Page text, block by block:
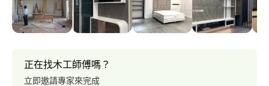
劃，室內空間各項作業。 3.商辦空間。 4.30年以上的木作工項制作
5.公辦單位，裝修工程！
正在找木工師傅嗎？
立即邀請專家來完成